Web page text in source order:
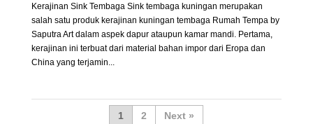
Kerajinan Sink Tembaga Sink tembaga kuningan merupakan
salah satu produk kerajinan kuningan tembaga Rumah Tempa by
Saputra Art dalam aspek dapur ataupun kamar mandi. Pertama,
kerajinan ini terbuat dari material bahan impor dari Eropa dan
China yang terjamin...
1 2 »